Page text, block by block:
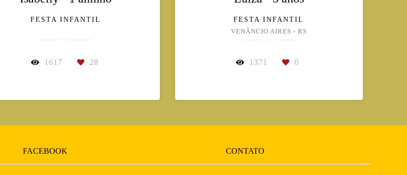
FESTA INFANTIL
1617 28
FESTA INFANTIL
VENÂNCIO AIRES - RS
1371 0
FACEBOOK CONTATO